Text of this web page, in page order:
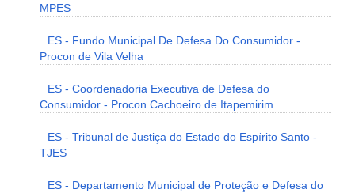
MPES
ES - Fundo Municipal De Defesa Do Consumidor -
Procon de Vila Velha
ES - Coordenadoria Executiva de Defesa do
Consumidor - Procon Cachoeiro de Itapemirim
ES - Tribunal de Justiça do Estado do Espírito Santo -
TJES
ES - Departamento Municipal de Proteção e Defesa do